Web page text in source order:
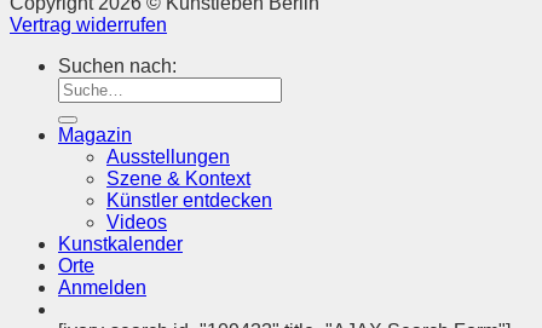
Vertrag widerrufen
Suchen nach:
Magazin
Ausstellungen
Szene & Kontext
Künstler entdecken
Videos
Kunstkalender
Orte
Anmelden